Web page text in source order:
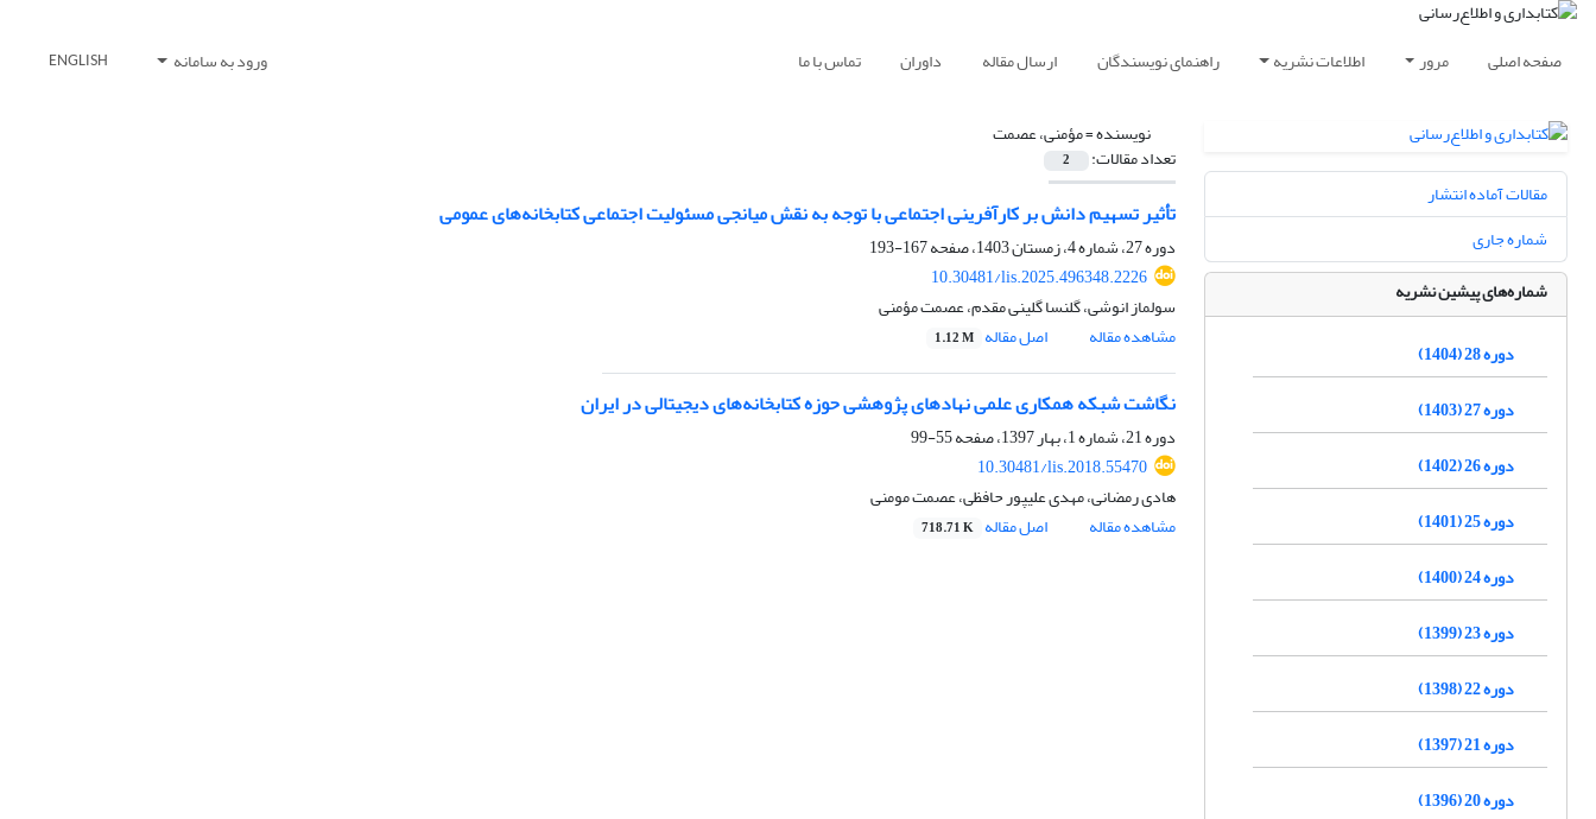
صفحه اصلی مرور اطلاعات نشریه راهنمای نویسندگان ارسال مقاله داوران تماس با ما ورود به سامانه ENGLISH
نویسنده =مؤمنی، عصمت
تعداد مقالات: 2
تأثیر تسهیم دانش بر کارآفرینی اجتماعی با توجه به نقش میانجی مسئولیت اجتماعی کتابخانه‌های عمومی
دوره 27، شماره 4، زمستان 1403، صفحه
167-193
10.30481/lis.2025.496348.2226
سولماز انوشی، گلنسا گلینی مقدم، عصمت مؤمنی
مشاهده مقاله
اصل مقاله 1.12 M
نگاشت شبکه همکاری علمی نهادهای پژوهشی حوزه کتابخانه‌های دیجیتالی در ایران
دوره 21، شماره 1، بهار 1397، صفحه
55-99
10.30481/lis.2018.55470
هادی رمضانی، مهدی علیپور حافظی، عصمت مومنی
مشاهده مقاله
اصل مقاله 718.71 K
مقالات آماده انتشار
شماره جاری
شماره‌های پیشین نشریه
دوره 28 (1404)
دوره 27 (1403)
دوره 26 (1402)
دوره 25 (1401)
دوره 24 (1400)
دوره 23 (1399)
دوره 22 (1398)
دوره 21 (1397)
دوره 20 (1396)